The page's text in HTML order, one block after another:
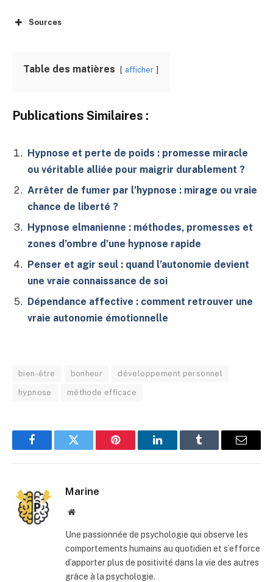
Sources
Table des matières afficher
Publications Similaires :
Hypnose et perte de poids : promesse miracle
ou véritable alliée pour maigrir durablement ?
Arrêter de fumer par l’hypnose : mirage ou vraie
chance de liberté ?
Hypnose elmanienne : méthodes, promesses et
zones d’ombre d’une hypnose rapide
Penser et agir seul : quand l’autonomie devient
une vraie connaissance de soi
Dépendance affective : comment retrouver une
vraie autonomie émotionnelle
bien-être bonheur développement personnel
hypnose méthode efficace
FacebookTwitter Pinterest LinkedInTumblr
E-
Marine
Site
Une passionnée de psychologie qui observe les
comportements humains au quotidien et s’efforce
d’apporter plus de positivité dans la vie des autres
grâce à la psychologie.